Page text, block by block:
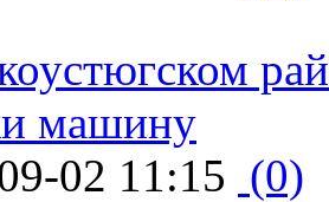
машину
02 11:15 (0)